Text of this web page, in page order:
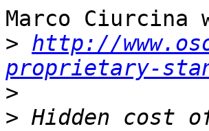
Marco Ciurcina
> http://
proprietary-
>
> Hidden cost